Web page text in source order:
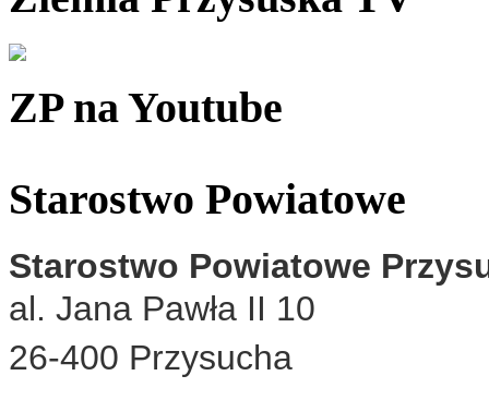
ZP na Youtube
Starostwo Powiatowe
Starostwo Powiatowe
al. Jana Pawła II 10
26-400 Przysucha